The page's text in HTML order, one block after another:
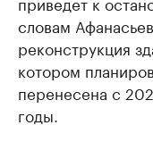
словам
реконструкция
котором
перенесена с
годы.